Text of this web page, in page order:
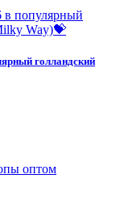
голландский
оптом